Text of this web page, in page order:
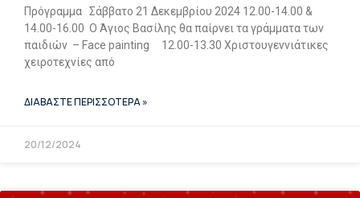
Πρόγραμμα Σάββατο 21 Δεκεμβρίου 2024 12.00-14.00 &
14.00-16.00 Ο Άγιος Βασίλης θα παίρνει τα γράμματα των
παιδιών – Face painting 12.00-13.30 Χριστουγεννιάτικες
χειροτεχνίες από
ΔΙΑΒΑΣΤΕ ΠΕΡΙΣΣΟΤΕΡΑ »
20/12/2024